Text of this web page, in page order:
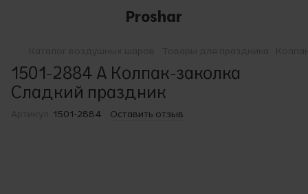
Proshar
1501-2884 A Колпак-заколка
Сладкий праздник
1501-2884 Оставить отзыв